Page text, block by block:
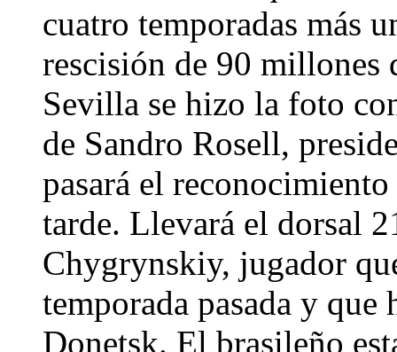
cuatro temporadas más
rescisión de 90 millones
Sevilla se hizo la foto
de Sandro Rosell,
pasará el
tarde. Llevará el dorsal
Chygrynskiy, jugador
temporada pasada y
Donetsk. El brasileño